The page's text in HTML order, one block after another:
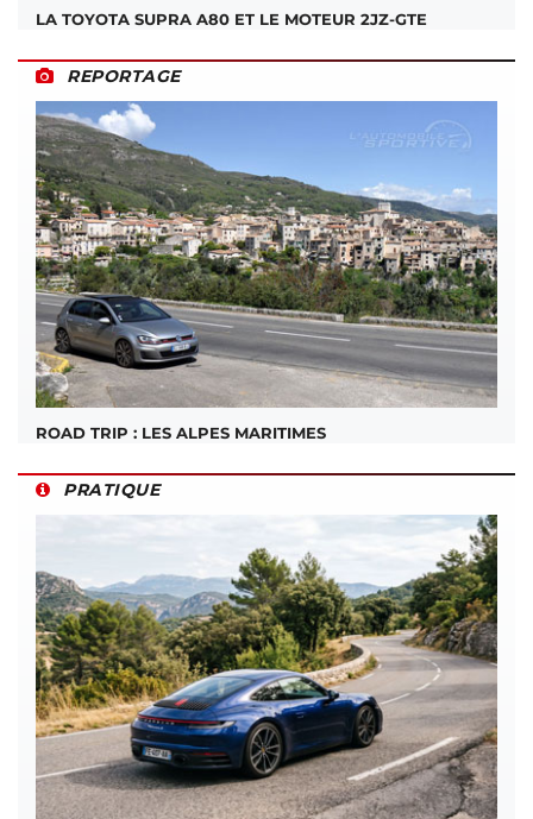
LA TOYOTA SUPRA A80 ET LE MOTEUR 2JZ-GTE
REPORTAGE
ROAD TRIP : LES ALPES MARITIMES
PRATIQUE